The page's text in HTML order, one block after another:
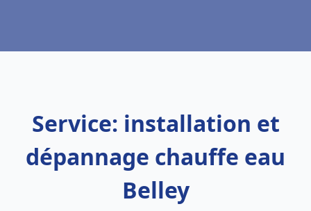
Service: installation et
dépannage chauffe eau
Belley